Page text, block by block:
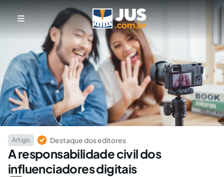
Artigo Destaque dos editores
A responsabilidade civil dos
influenciadores digitais